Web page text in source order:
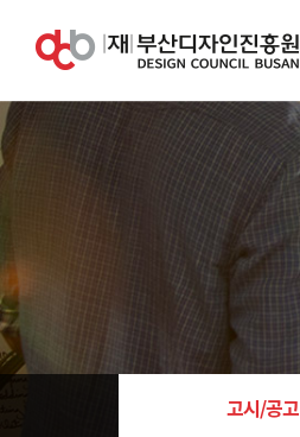
고시/공고